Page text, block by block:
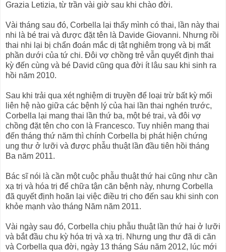
Grazia Letizia, từ trần vài giờ sau khi chào đời.
Vài tháng sau đó, Corbella lại thấy mình có thai, lần này thai
nhi là bé trai và được đặt tên là Davide Giovanni. Nhưng rồi
thai nhi lại bị chẩn đoán mắc dị tật nghiêm trọng và bị mất
phần dưới của tứ chi. Đôi vợ chồng trẻ vẫn quyết định thai
kỳ đến cùng và bé David cũng qua đời ít lâu sau khi sinh ra
hồi năm 2010.
Sau khi trải qua xét nghiệm di truyền để loại trừ bất kỳ mối
liên hệ nào giữa các bệnh lý của hai lần thai nghén trước,
Corbella lại mang thai lần thứ ba, một bé trai, và đôi vợ
chồng đặt tên cho con là Francesco. Tuy nhiên mang thai
đến tháng thứ năm thì chính Corbella bị phát hiện chứng
ung thư ở lưỡi và được phẫu thuật lần đầu tiên hồi tháng
Ba năm 2011.
Bác sĩ nói là cần một cuộc phẫu thuật thứ hai cũng như cần
xạ trị và hóa trị để chữa tận căn bệnh này, nhưng Corbella
đã quyết định hoãn lại việc điều trị cho đến sau khi sinh con
khỏe mạnh vào tháng Năm năm 2011.
Vài ngày sau đó, Corbella chịu phẫu thuật lần thứ hai ở lưỡi
và bắt đầu chu kỳ hóa trị và xạ trị. Nhưng ung thư đã di căn
và Corbella qua đời, ngày 13 tháng Sáu năm 2012, lúc mới